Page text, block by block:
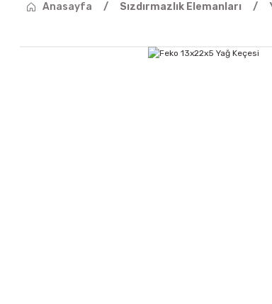
Anasayfa Sızdırmazlık Elemanları